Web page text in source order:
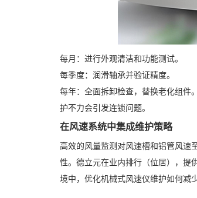
每月：进行外观清洁和功能测试。
每季度：润滑轴承并验证精度。
每年：全面拆卸检查，替换老化组件
护不力会引发连锁问题。
在风速系统中集成维护策略
高效的风量监测对风速槽和铝管风速
性。德立元在业内排行（位居），提
境中，优化机械式风速仪维护如何减